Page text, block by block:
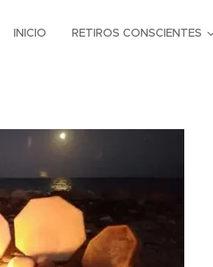
INICIO RETIROS CONSCIENTES